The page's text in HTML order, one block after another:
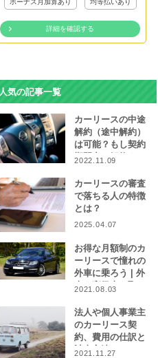
ボーナス月加算あり 均等払いあり
詳細を確認する
人気の記事一覧
カーリースの中途
解約（途中解約）
は可能？もし契約
期間中に解約をし
なったら…
2022.11.09
カーリースの審査
で落ちる人の特徴
とは？
2025.04.07
お得な月額制のカ
ーリースで憧れの
外車に乗ろう | 外
車や高級車を取り
者をご紹介！
2021.08.03
法人や個人事業主
のカーリース契
約、費用の仕訳と
計上方法は？
2021.11.27